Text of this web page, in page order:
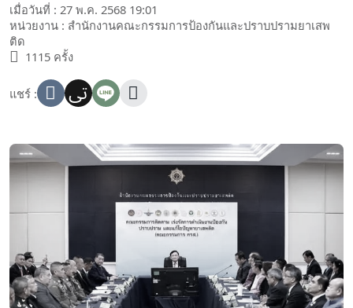
เมื่อวันที่ : 27 พ.ค. 2568 19:01
หน่วยงาน : สำนักงานคณะกรรมการป้องกันและปราบปรามยาเสพ
ติด
1115 ครั้ง
แชร์ :